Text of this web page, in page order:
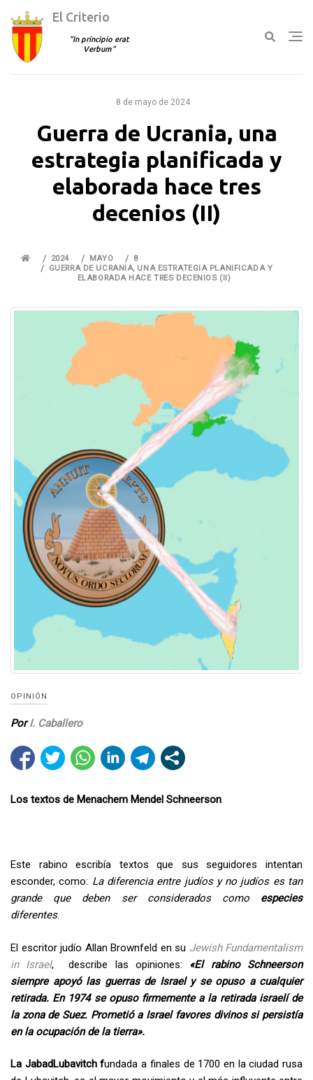
El Criterio
In principio erat
Verbum
8 de mayo de 2024
Guerra de Ucrania, una
estrategia planificada y
elaborada hace tres
decenios (II)
2024 MAYO
8
GUERRA DE UCRANIA, UNA ESTRATEGIA PLANIFICADA Y
ELABORADA HACE TRES DECENIOS (II)
OPINIÓN
PorI. Caballero
Los textos de Menachem Mendel Schneerson
Este rabino escribía textos que sus seguidores intentan
esconder, como: La diferencia entre judíos y no judíos es tan
grande que deben ser considerados como especies
diferentes.
El escritor judío Allan Brownfeld en su Jewish Fundamentalism
in Israel, describe las opiniones: «El rabino Schneerson
siempre apoyó las guerras de Israel y se opuso a cualquier
retirada. En 1974 se opuso firmemente a la retirada israelí de
la zona de Suez. Prometió a Israel favores divinos si persistía
en la ocupación de la tierra».
La JabadLubavitch fundada a finales de 1700 en la ciudad rusa